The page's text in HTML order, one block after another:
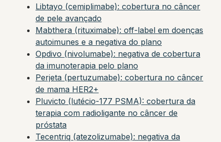
Libtayo (cemiplimabe): cobertura no câncer
de pele avançado
Mabthera (rituximabe): off-label em doenças
autoimunes e a negativa do plano
Opdivo (nivolumabe): negativa de cobertura
da imunoterapia pelo plano
Perjeta (pertuzumabe): cobertura no câncer
de mama HER2+
Pluvicto (lutécio-177 PSMA): cobertura da
terapia com radioligante no câncer de
próstata
Tecentriq (atezolizumabe): negativa da